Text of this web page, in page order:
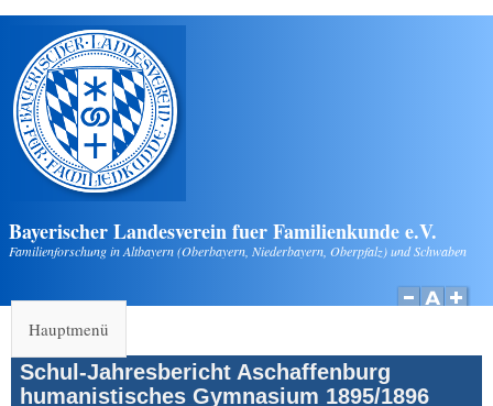
Direkt zum Inhalt
Bayerischer Landesverein fuer Familienkunde e.V.
Familienforschung in Altbayern (Oberbayern, Niederbayern, Oberpfalz) und Schwaben
Hauptmenü
Schul-Jahresbericht Aschaffenburg
humanistisches Gymnasium 1895/1896